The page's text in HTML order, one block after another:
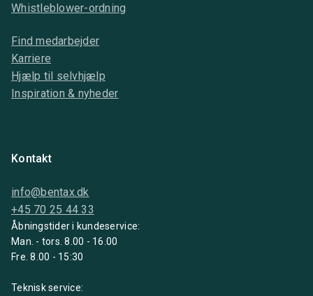
Whistleblower-ordning
Find medarbejder
Karriere
Hjælp til selvhjælp
Inspiration & nyheder
Kontakt
info@bentax.dk
+45 70 25 44 33
Åbningstider i kundeservice:
Man. - tors. 8.00 - 16.00
Fre. 8.00 - 15:30
Teknisk service: